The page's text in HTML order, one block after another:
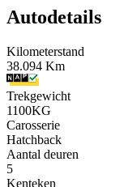
Autodetails
Kilometerstand
38.094 Km
Trekgewicht
1100KG
Carosserie
Hatchback
Aantal deuren
5
Kenteken